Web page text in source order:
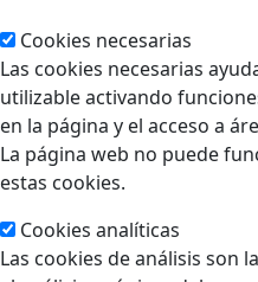
Cookies necesarias
Las cookies necesarias
utilizable activando
en la página y el acceso a
La página web no puede
estas cookies.
Cookies analíticas
Las cookies de análisis son